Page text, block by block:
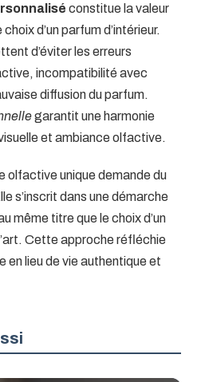
constitue la valeur
d’un parfum d’intérieur.
d’éviter les erreurs
incompatibilité avec
diffusion du parfum.
garantit une harmonie
et ambiance olfactive.
olfactive unique demande du
s’inscrit dans une démarche
même titre que le choix d’un
Cette approche réfléchie
en lieu de vie authentique et